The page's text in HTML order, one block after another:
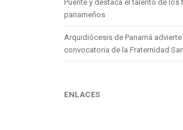
Puente y destaca el talento de los
panameños
Arquidiócesis de Panamá
convocatoria de la Fraternidad
ENLACES